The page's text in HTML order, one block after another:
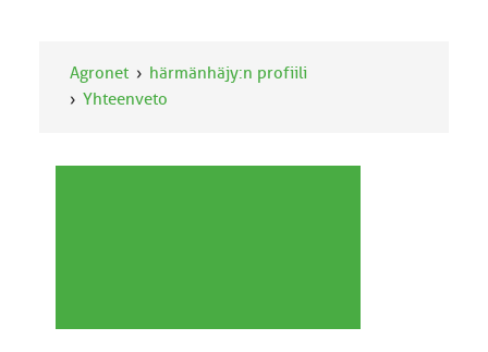
Agronet
härmänhäjy:n profiili
Yhteenveto